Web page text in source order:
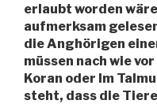
erlaubt worden
aufmerksam
die Anghörigen
müssen nach wie
Koran oder Im
steht, dass die